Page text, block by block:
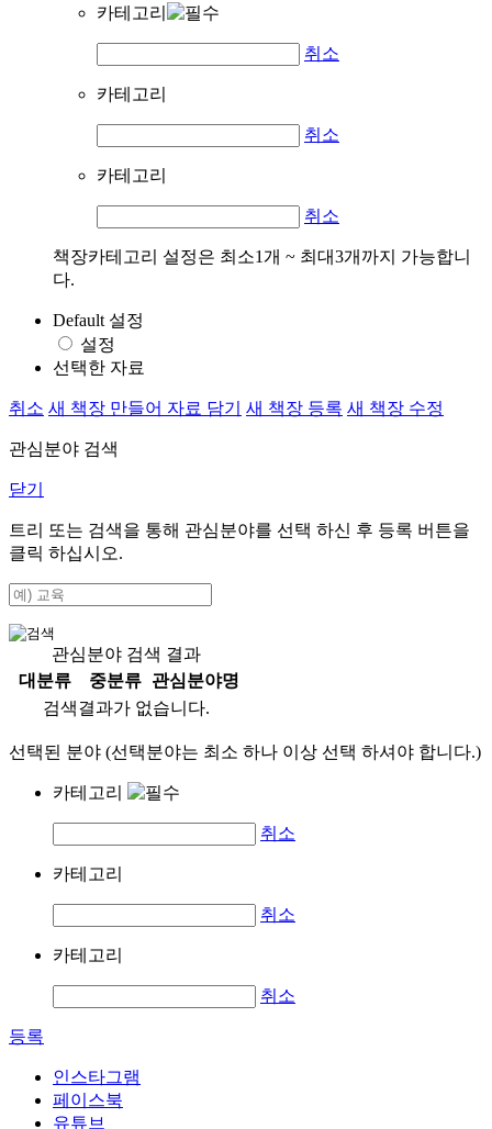
카테고리
취소
카테고리
취소
카테고리
취소
책장카테고리 설정은 최소1개 ~ 최대3개까지 가능합니
다.
Default 설정
설정
선택한 자료
취소 새 책장 만들어 자료 담기 새 책장 등록 새 책장 수정
관심분야 검색
닫기
트리 또는 검색을 통해 관심분야를 선택 하신 후 등록 버튼을
클릭 하십시오.
관심분야 검색 결과
대분류
중분류
관심분야명
검색결과가 없습니다.
선택된 분야 (선택분야는 최소 하나 이상 선택 하셔야 합니다.)
카테고리
취소
카테고리
취소
카테고리
취소
등록
인스타그램
페이스북
유튜브